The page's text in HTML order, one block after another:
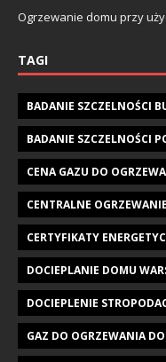
Ogrzewanie domu przy
TAGI
BADANIE SZCZELNOŚCI
BADANIE SZCZELNOŚCI
CENA GAZU DO
CENTRALNE
CERTYFIKATY
DOCIEPLANIE DOMU
DOCIEPLENIE
GAZ DO OGRZEWANIA